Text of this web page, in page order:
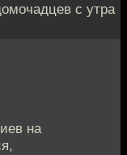
с утра
на